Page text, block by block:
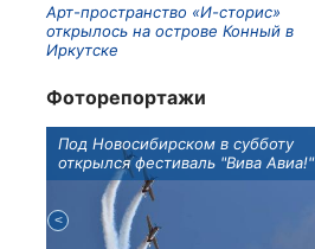
Арт-пространство «И-сторис»
открылось на острове Конный в
Иркутске
Фоторепортажи
Под Новосибирском в субботу
открылся фестиваль "Вива Авиа!"